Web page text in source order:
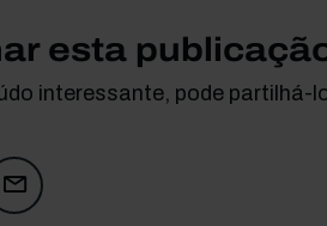
esta
interessante, pode partilhá-